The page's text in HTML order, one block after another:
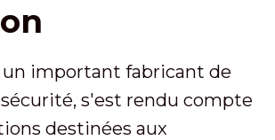
important fabricant de
s'est rendu compte
destinées aux